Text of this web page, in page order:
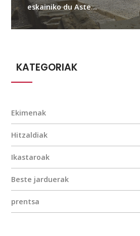
eskainiko du Aste...
KATEGORIAK
Ekimenak
Hitzaldiak
Ikastaroak
Beste jarduerak
prentsa